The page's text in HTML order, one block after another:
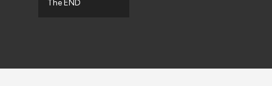
The END